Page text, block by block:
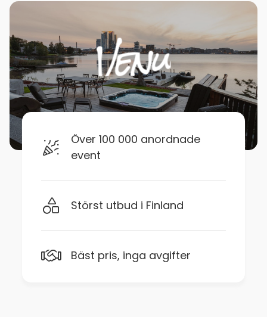
Över 100 000 anordnade
event
Störst utbud i Finland
Bäst pris, inga avgifter